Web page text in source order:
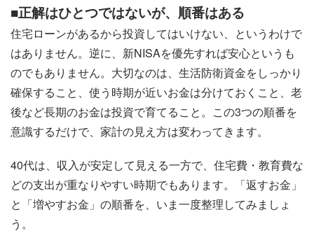
■正解はひとつではないが、順番はある
住宅ローンがあるから投資してはいけない、というわけで
はありません。逆に、新NISAを優先すれば安心というも
のでもありません。大切なのは、生活防衛資金をしっかり
確保すること、使う時期が近いお金は分けておくこと、老
後など長期のお金は投資で育てること。この3つの順番を
意識するだけで、家計の見え方は変わってきます。
40代は、収入が安定して見える一方で、住宅費・教育費な
どの支出が重なりやすい時期でもあります。「返すお金」
と「増やすお金」の順番を、いま一度整理してみましょ
う。